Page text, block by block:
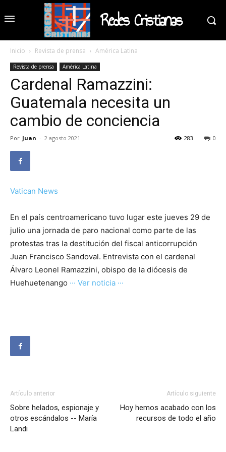
Redes Cristianas
Inicio Revista de prensa América Latina
Revista de prensa América Latina
Cardenal Ramazzini:
Guatemala necesita un
cambio de conciencia
Por Juan - 2 agosto 2021 0
283
Vatican News
En el país centroamericano tuvo lugar este jueves 29 de
julio una jornada de paro nacional como parte de las
protestas tras la destitución del fiscal anticorrupción
Juan Francisco Sandoval. Entrevista con el cardenal
Álvaro Leonel Ramazzini, obispo de la diócesis de
Huehuetenango ··· Ver noticia ···
Artículo anterior
Sobre helados, espionaje y
otros escándalos -- María
Landi
Artículo siguiente
Hoy hemos acabado con los
recursos de todo el año